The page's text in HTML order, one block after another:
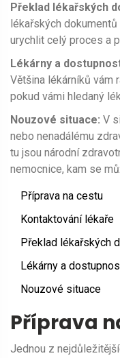
Překlad lékařských
lékařských
urychlit celý proces a
Lékárny a
Většina lékárníků vám
pokud vámi hledaný
Nouzové situace: V
nebo nenadálému
tu jsou národní
nemocnice, kam se
Příprava na cestu
Kontaktování lékaře
Překlad lékařských
Lékárny a
Nouzové situace
Příprava
Jednou z